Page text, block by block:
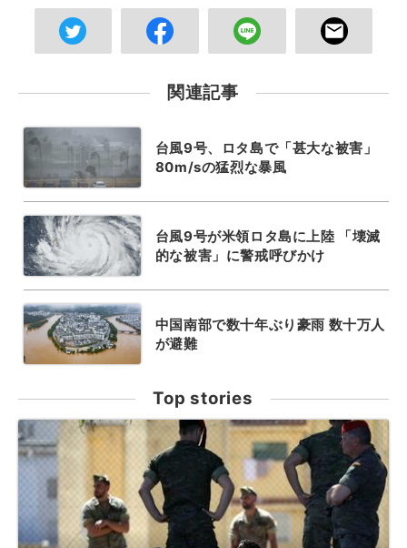
関連記事
台風9号、ロタ島で「甚大な被害」
80m/sの猛烈な暴風
台風9号が米領ロタ島に上陸 「壊滅
的な被害」に警戒呼びかけ
中国南部で数十年ぶり豪雨 数十万人
が避難
Top stories